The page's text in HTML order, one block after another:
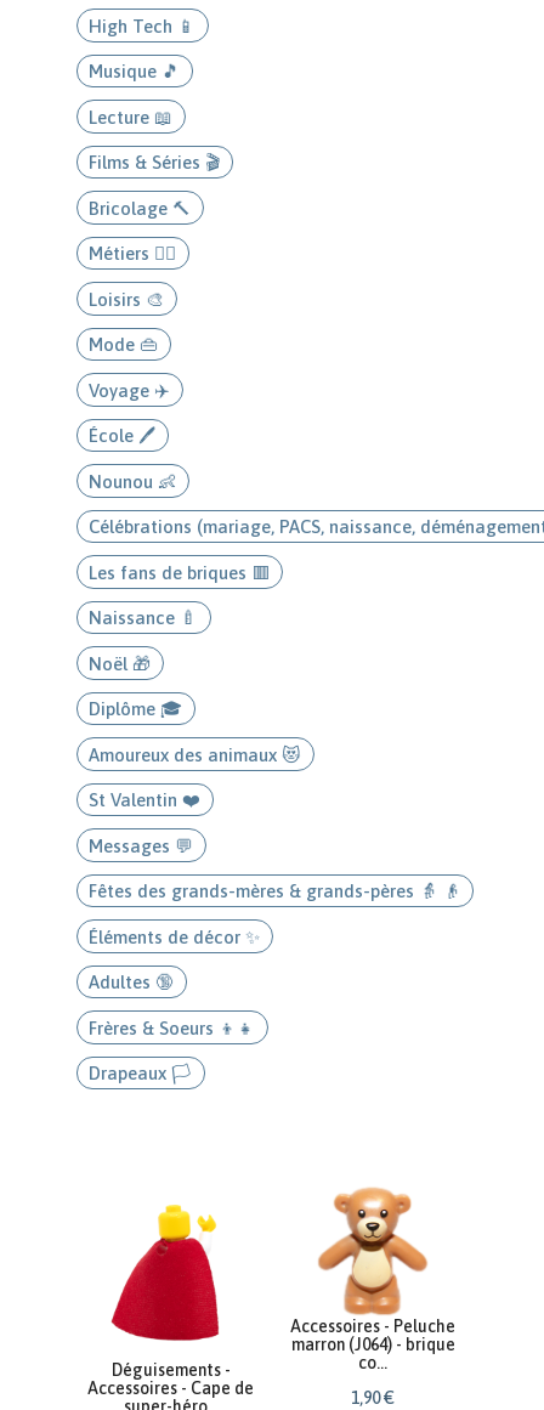
High Tech 📱
Musique 🎵
Lecture 📖
Films & Séries 🎬
Bricolage 🔨
Métiers 👨‍⚕️
Loisirs 🎨
Mode 👜
Voyage ✈️
École 🖊️
Nounou 👶
Célébrations (mariage, PACS, naissance,
Les fans de briques 🟥
Naissance 🍼
Noël 🎁
Diplôme 🎓
Amoureux des animaux 😻
St Valentin ❤️
Messages 💬
Fêtes des grands-mères & grands-pères 👵 👴
Éléments de décor ✨
Adultes 🔞
Frères & Soeurs 👦👧
Drapeaux 🏳️
Déguisements -
Accessoires - Cape de
Accessoires - Peluche
marron (J064) - brique
co...
1,90€